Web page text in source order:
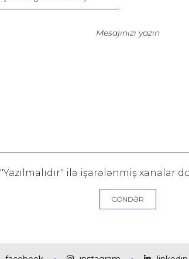
"Yazılmalıdır" ilə işarələnmiş xanalar